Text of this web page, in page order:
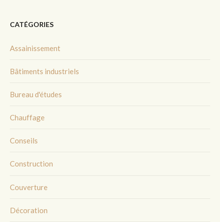
CATÉGORIES
Assainissement
Bâtiments industriels
Bureau d'études
Chauffage
Conseils
Construction
Couverture
Décoration